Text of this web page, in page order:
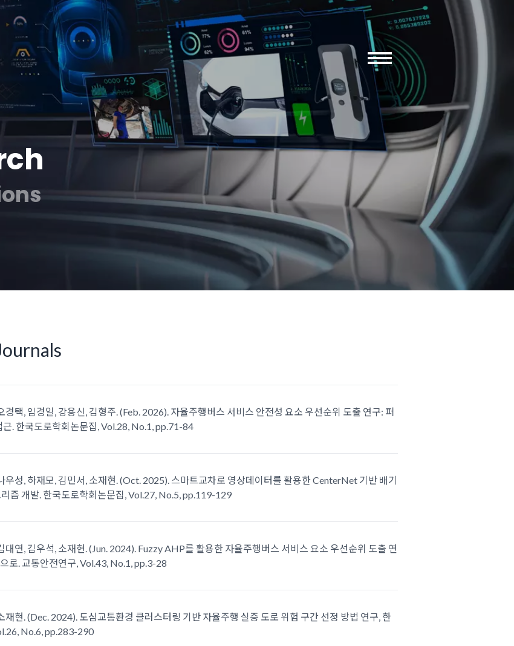
경택, 임경일, 강용신, 김형주. (Feb. 2026). 자율주행버스 서비스 안전성 요소 우선순위 도출 연구: 퍼
. 한국도로학회논문집, Vol.28, No.1, pp.71-84
우성, 하재모, 김민서, 소재현. (Oct. 2025). 스마트교차로 영상데이터를 활용한 CenterNet 기반 배기
즘 개발. 한국도로학회논문집, Vol.27, No.5, pp.119-129
대연, 김우석, 소재현. (Jun. 2024). Fuzzy AHP를 활용한 자율주행버스 서비스 요소 우선순위 도출 연
로. 교통안전연구, Vol.43, No.1, pp.3-28
재현. (Dec. 2024). 도심교통환경 클러스터링 기반 자율주행 실증 도로 위험 구간 선정 방법 연구, 한
No.6, pp.283-290